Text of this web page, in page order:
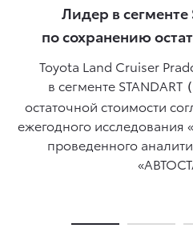
Лидер в сегменте
по сохранению
Toyota Land Cruiser
в сегменте STANDART
остаточной стоимости
ежегодного исследования
проведенного